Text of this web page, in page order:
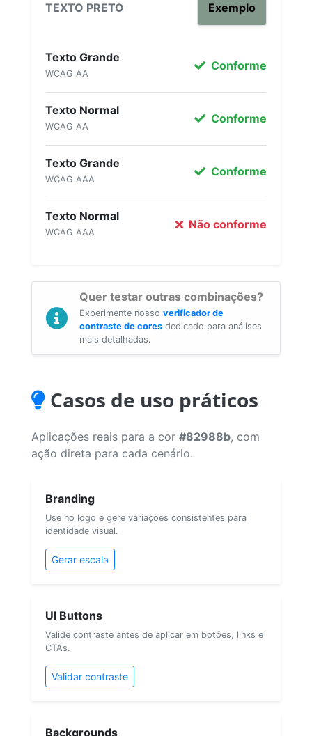
TEXTO PRETO Exemplo
Texto Grande
WCAG AA
Conforme
Texto Normal
WCAG AA
Conforme
Texto Grande
WCAG AAA
Conforme
Texto Normal
WCAG AAA
Não conforme
Quer testar outras combinações?
Experimente nosso verificador de
contraste de cores dedicado para análises
mais detalhadas.
Casos de uso práticos
Aplicações reais para a cor #82988b, com
ação direta para cada cenário.
Branding
Use no logo e gere variações consistentes para
identidade visual.
Gerar escala
UI Buttons
Valide contraste antes de aplicar em botões, links e
CTAs.
Validar contraste
Backgrounds